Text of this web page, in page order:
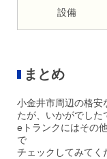
設備
まとめ
小金井市周辺の格安
たが、いかがでした
eトランクにはその
で
チェックしてみてく